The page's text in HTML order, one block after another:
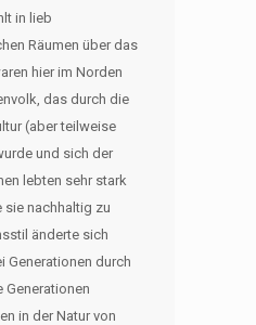
in lieb
Räumen über das
hier im Norden
das durch die
(aber teilweise
und sich der
lebten sehr stark
sie nachhaltig zu
änderte sich
Generationen durch
Generationen
in der Natur von